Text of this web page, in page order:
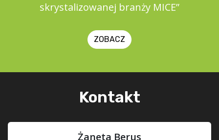
skrystalizowanej branży MICE”
ZOBACZ
Kontakt
Żaneta Berus